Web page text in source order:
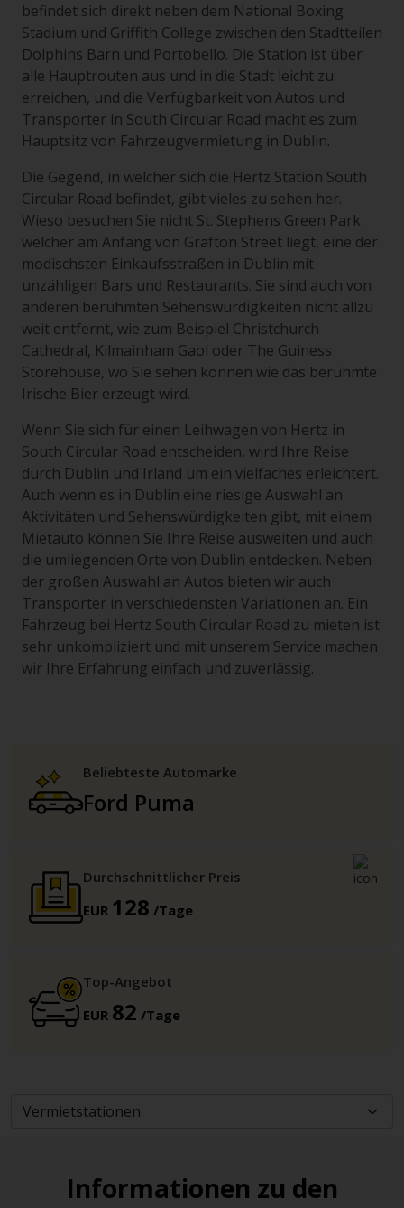
befindet sich direkt neben dem National Boxing
Stadium und Griffith College zwischen den Stadtteilen
Dolphins Barn und Portobello. Die Station ist über
alle Hauptrouten aus und in die Stadt leicht zu
erreichen, und die Verfügbarkeit von Autos und
Transporter in South Circular Road macht es zum
Hauptsitz von Fahrzeugvermietung in Dublin.
Die Gegend, in welcher sich die Hertz Station South
Circular Road befindet, gibt vieles zu sehen her.
Wieso besuchen Sie nicht St. Stephens Green Park
welcher am Anfang von Grafton Street liegt, eine der
modischsten Einkaufsstraßen in Dublin mit
unzähligen Bars und Restaurants. Sie sind auch von
anderen berühmten Sehenswürdigkeiten nicht allzu
weit entfernt, wie zum Beispiel Christchurch
Cathedral, Kilmainham Gaol oder The Guiness
Storehouse, wo Sie sehen können wie das berühmte
Irische Bier erzeugt wird.
Wenn Sie sich für einen Leihwagen von Hertz in
South Circular Road entscheiden, wird Ihre Reise
durch Dublin und Irland um ein vielfaches erleichtert.
Auch wenn es in Dublin eine riesige Auswahl an
Aktivitäten und Sehenswürdigkeiten gibt, mit einem
Mietauto können Sie Ihre Reise ausweiten und auch
die umliegenden Orte von Dublin entdecken. Neben
der großen Auswahl an Autos bieten wir auch
Transporter in verschiedensten Variationen an. Ein
Fahrzeug bei Hertz South Circular Road zu mieten ist
sehr unkompliziert und mit unserem Service machen
wir Ihre Erfahrung einfach und zuverlässig.
Beliebteste Automarke
Ford Puma
Durchschnittlicher Preis
EUR 128 /Tage
Top-Angebot
EUR 82 /Tage
Informationen zu den